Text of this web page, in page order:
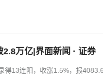
万亿|界面新闻 · 证券
13连阳，收涨1.5%，报